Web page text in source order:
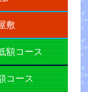
敷
額コース
コース